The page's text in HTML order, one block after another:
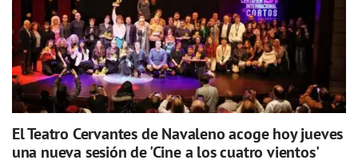
El Teatro Cervantes de Navaleno acoge hoy jueves
una nueva sesión de 'Cine a los cuatro vientos'